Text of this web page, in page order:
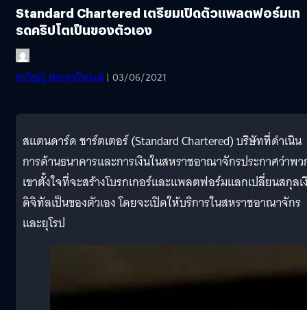
Standard Chartered เตรียมเปิดตัวแพลตฟอร์มเท
รดคริปโตเป็นของตัวเอง
สรวิชญ์ พระสุจริตวงศ์ | 03/06/2021
สแตนดาร์ด ชาร์ตเตอร์ (Standard Chartered) บริษัทที่ดำเนิน
การด้านธนาคารและการเงินในสหราชอาณาจักรประกาศว่าพ
เขาตั้งใจที่จะสร้างโบรกเกอร์และแพลตฟอร์มแลกเปลี่ยนสกุลเ
ดิจิทัลเป็นของตัวเอง โดยจะเปิดให้บริการในสหราชอาณาจักร
และยุโรป